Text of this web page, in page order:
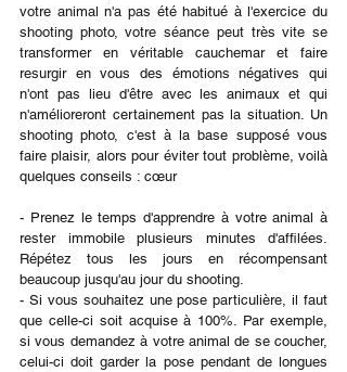
votre animal n'a pas été habitué à l'exercice du
shooting photo, votre séance peut très vite se
transformer en véritable cauchemar et faire
resurgir en vous des émotions négatives qui
n'ont pas lieu d'être avec les animaux et qui
n'amélioreront certainement pas la situation. Un
shooting photo, c'est à la base supposé vous
faire plaisir, alors pour éviter tout problème, voilà
quelques conseils : cœur
- Prenez le temps d'apprendre à votre animal à
rester immobile plusieurs minutes d'affilées.
Répétez tous les jours en récompensant
beaucoup jusqu'au jour du shooting.
- Si vous souhaitez une pose particulière, il faut
que celle-ci soit acquise à 100%. Par exemple,
si vous demandez à votre animal de se coucher,
celui-ci doit garder la pose pendant de longues